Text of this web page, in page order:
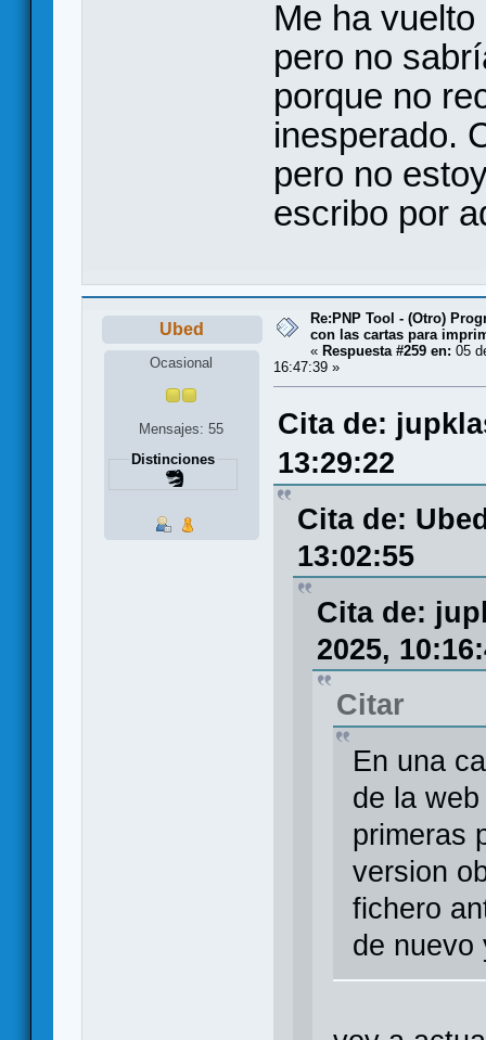
Me ha
pero no
porque no
inesperado.
pero no
escribo por
Ubed
Ocasional
Mensajes: 55
Distinciones
Re:PNP Tool - (Otro)
con las cartas para
« Respuesta #259 en: 05
16:47:39 »
Cita de:
13:29:22
Cita de:
13:02:55
Cita de:
2025,
Citar
En una
de la
primeras
version
fichero
de nuevo